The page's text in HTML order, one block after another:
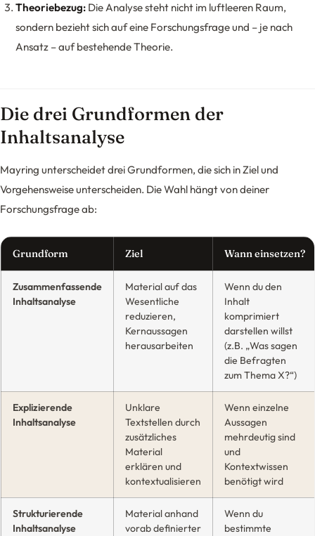
Theoriebezug: Die Analyse steht nicht im luftleeren Raum,
sondern bezieht sich auf eine Forschungsfrage und – je nach
Ansatz – auf bestehende Theorie.
Die drei Grundformen der
Inhaltsanalyse
Mayring unterscheidet drei Grundformen, die sich in Ziel und
Vorgehensweise unterscheiden. Die Wahl hängt von deiner
Forschungsfrage ab:
Grundform Ziel Wann einsetzen?
Zusammenfassende
Inhaltsanalyse
Material auf das
Wesentliche
reduzieren,
Kernaussagen
herausarbeiten
Wenn du den
Inhalt
komprimiert
darstellen willst
(z.B. „Was sagen
die Befragten
zum Thema X?“)
Explizierende
Inhaltsanalyse
Unklare
Textstellen durch
zusätzliches
Material
erklären und
kontextualisieren
Wenn einzelne
Aussagen
mehrdeutig sind
und
Kontextwissen
benötigt wird
Strukturierende
Inhaltsanalyse
Material anhand
vorab definierter
Wenn du
bestimmte